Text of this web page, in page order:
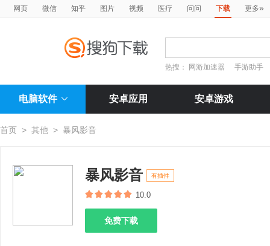
网页 微信 知乎 图片 视频 医疗 问问 下载 更多»
热搜： 网游加速器 手游助手
电脑软件 安卓应用 安卓游戏
首页 > 其他 > 暴风影音
暴风影音 有插件
10.0
免费下载